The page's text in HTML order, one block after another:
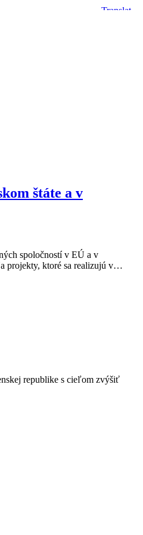
štáte a v
spoločností v EÚ a v
projekty, ktoré sa realizujú v…
republike s cieľom zvýšiť